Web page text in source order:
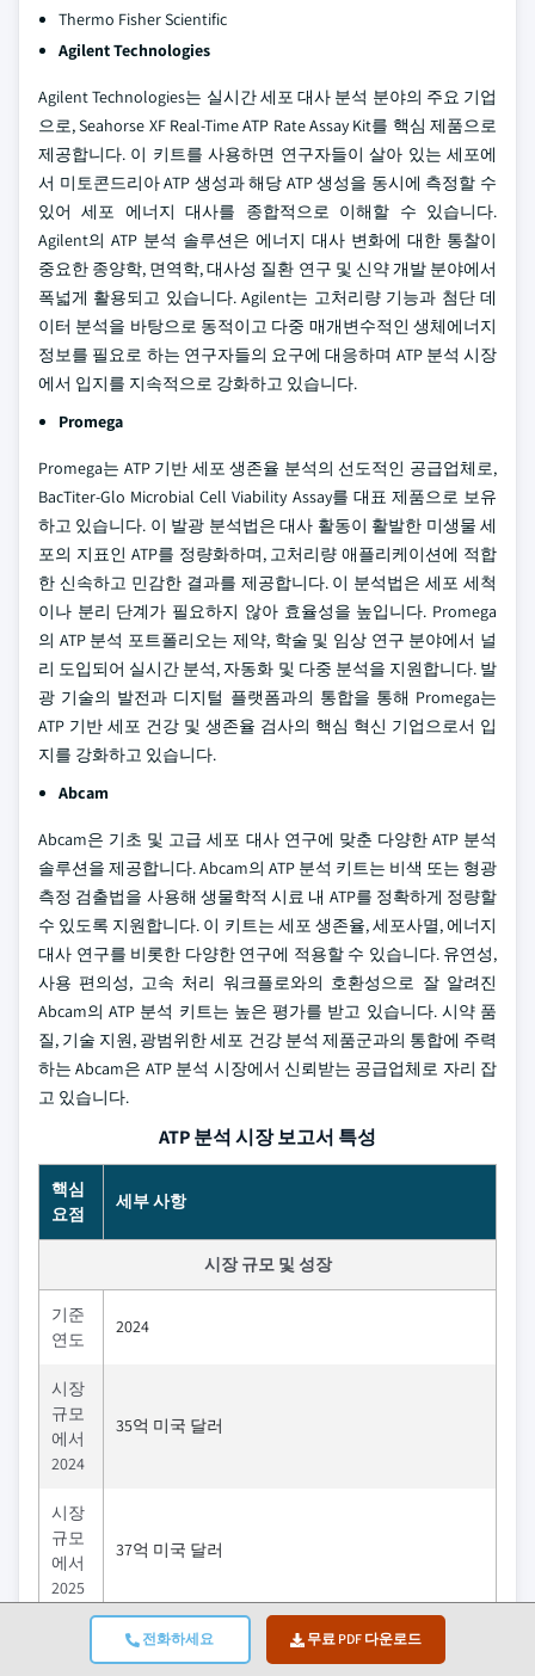
전화하세요 무료 PDF 다운로드
Thermo Fisher Scientific
Agilent Technologies
Agilent Technologies는 실시간 세포 대사 분석 분야의 주요 기업
으로, Seahorse XF Real-Time ATP Rate Assay Kit를 핵심 제품으로
제공합니다. 이 키트를 사용하면 연구자들이 살아 있는 세포에
서 미토콘드리아 ATP 생성과 해당 ATP 생성을 동시에 측정할 수
있어 세포 에너지 대사를 종합적으로 이해할 수 있습니다.
Agilent의 ATP 분석 솔루션은 에너지 대사 변화에 대한 통찰이
중요한 종양학, 면역학, 대사성 질환 연구 및 신약 개발 분야에서
폭넓게 활용되고 있습니다. Agilent는 고처리량 기능과 첨단 데
이터 분석을 바탕으로 동적이고 다중 매개변수적인 생체에너지
정보를 필요로 하는 연구자들의 요구에 대응하며 ATP 분석 시장
에서 입지를 지속적으로 강화하고 있습니다.
Promega
Promega는 ATP 기반 세포 생존율 분석의 선도적인 공급업체로,
BacTiter-Glo Microbial Cell Viability Assay를 대표 제품으로 보유
하고 있습니다. 이 발광 분석법은 대사 활동이 활발한 미생물 세
포의 지표인 ATP를 정량화하며, 고처리량 애플리케이션에 적합
한 신속하고 민감한 결과를 제공합니다. 이 분석법은 세포 세척
이나 분리 단계가 필요하지 않아 효율성을 높입니다. Promega
의 ATP 분석 포트폴리오는 제약, 학술 및 임상 연구 분야에서 널
리 도입되어 실시간 분석, 자동화 및 다중 분석을 지원합니다. 발
광 기술의 발전과 디지털 플랫폼과의 통합을 통해 Promega는
ATP 기반 세포 건강 및 생존율 검사의 핵심 혁신 기업으로서 입
지를 강화하고 있습니다.
Abcam
Abcam은 기초 및 고급 세포 대사 연구에 맞춘 다양한 ATP 분석
솔루션을 제공합니다. Abcam의 ATP 분석 키트는 비색 또는 형광
측정 검출법을 사용해 생물학적 시료 내 ATP를 정확하게 정량할
수 있도록 지원합니다. 이 키트는 세포 생존율, 세포사멸, 에너지
대사 연구를 비롯한 다양한 연구에 적용할 수 있습니다. 유연성,
사용 편의성, 고속 처리 워크플로와의 호환성으로 잘 알려진
Abcam의 ATP 분석 키트는 높은 평가를 받고 있습니다. 시약 품
질, 기술 지원, 광범위한 세포 건강 분석 제품군과의 통합에 주력
하는 Abcam은 ATP 분석 시장에서 신뢰받는 공급업체로 자리 잡
고 있습니다.
ATP 분석 시장 보고서 특성
핵심
요점
세부 사항
시장 규모 및 성장
기준
연도
2024
시장
규모
에서
2024
35억 미국 달러
시장
규모
에서
2025
37억 미국 달러